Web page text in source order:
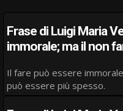
Frase di Luigi Maria
immorale; ma il non
Il fare può essere immorale; ma il non fare, e subito, lo
può essere più spesso.